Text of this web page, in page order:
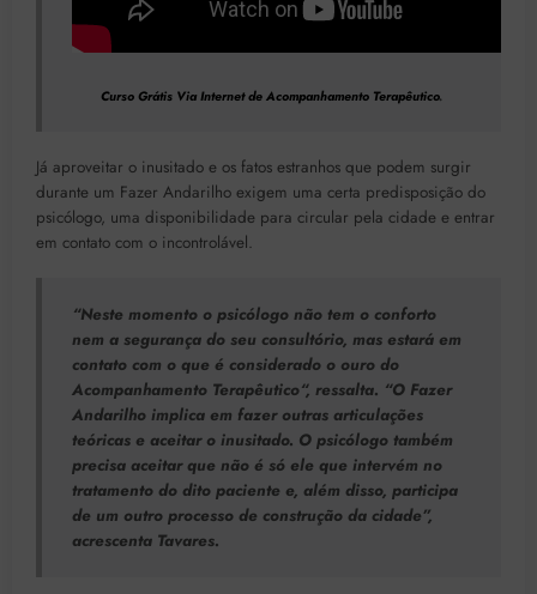
Curso Grátis Via Internet de Acompanhamento Terapêutico.
Já aproveitar o inusitado e os fatos estranhos que podem surgir
durante um Fazer Andarilho exigem uma certa predisposição do
psicólogo, uma disponibilidade para circular pela cidade e entrar
em contato com o incontrolável.
“Neste momento o psicólogo não tem o conforto
nem a segurança do seu consultório, mas estará em
contato com o que é considerado o ouro do
Acompanhamento Terapêutico“, ressalta. “O Fazer
Andarilho implica em fazer outras articulações
teóricas e aceitar o inusitado. O psicólogo também
precisa aceitar que não é só ele que intervém no
tratamento do dito paciente e, além disso, participa
de um outro processo de construção da cidade”,
acrescenta Tavares.